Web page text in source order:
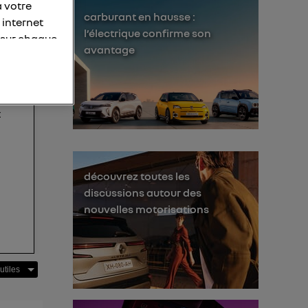
de
carburant en hausse :
l’électrique confirme son
avantage
découvrez toutes les
discussions autour des
nouvelles motorisations
votre
internet
chaque
adresse
même
plus